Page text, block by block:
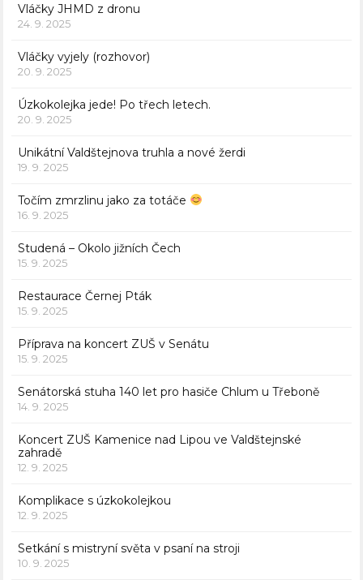
Vláčky JHMD z dronu
24. 9. 2025
Vláčky vyjely (rozhovor)
20. 9. 2025
Úzkokolejka jede! Po třech letech.
20. 9. 2025
Unikátní Valdštejnova truhla a nové žerdi
19. 9. 2025
Točím zmrzlinu jako za totáče
16. 9. 2025
Studená – Okolo jižních Čech
15. 9. 2025
Restaurace Černej Pták
15. 9. 2025
Příprava na koncert ZUŠ v Senátu
15. 9. 2025
Senátorská stuha 140 let pro hasiče Chlum u Třeboně
14. 9. 2025
Koncert ZUŠ Kamenice nad Lipou ve Valdštejnské
zahradě
12. 9. 2025
Komplikace s úzkokolejkou
12. 9. 2025
Setkání s mistryní světa v psaní na stroji
10. 9. 2025